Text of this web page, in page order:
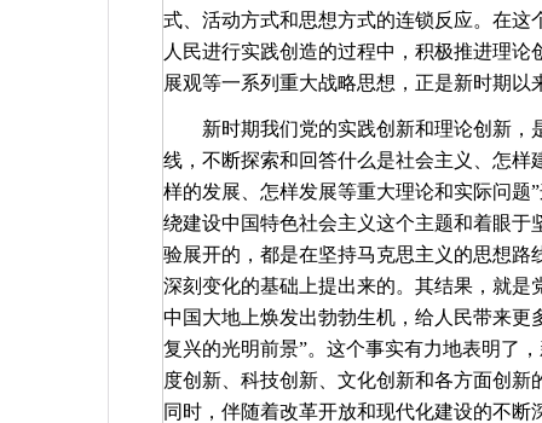
式、活动方式和思想方式的连锁反应。在
人民进行实践创造的过程中，积极推进理
展观等一系列重大战略思想，正是新时期
新时期我们党的实践创新和理论创新，
线，不断探索和回答什么是社会主义、怎
样的发展、怎样发展等重大理论和实际问
绕建设中国特色社会主义这个主题和着眼
验展开的，都是在坚持马克思主义的思想
深刻变化的基础上提出来的。其结果，就
中国大地上焕发出勃勃生机，给人民带来
复兴的光明前景”。这个事实有力地表明了
度创新、科技创新、文化创新和各方面创
同时，伴随着改革开放和现代化建设的不